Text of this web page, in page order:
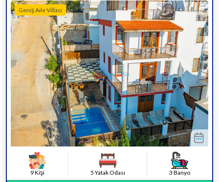
Geniş Aile Villası
9 Kişi 5 Yatak Odası
3 Banyo